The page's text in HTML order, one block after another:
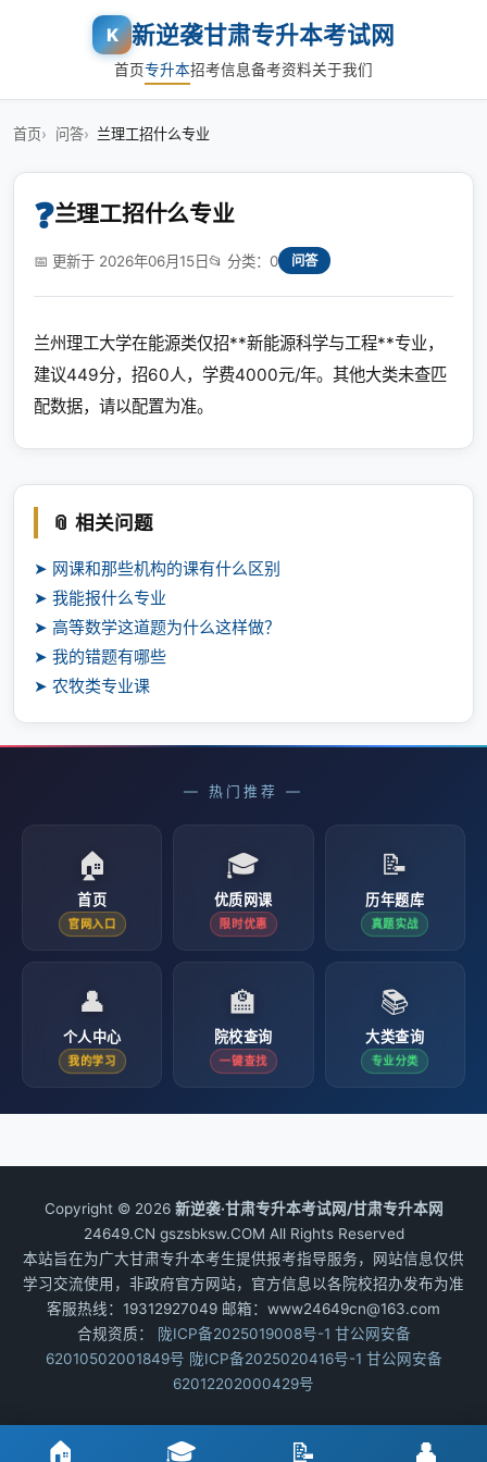
K 新逆袭甘肃专升本考试网
首页专升本招考信息备考资料关于我们
首页 问答 兰理工招什么专业
❓兰理工招什么专业
📅 更新于 2026年06月15日📂 分类：0 问答
兰州理工大学在能源类仅招**新能源科学与工程**专业，
建议449分，招60人，学费4000元/年。其他大类未查匹
配数据，请以配置为准。
📎 相关问题
➤ 网课和那些机构的课有什么区别
➤ 我能报什么专业
➤ 高等数学这道题为什么这样做？
➤ 我的错题有哪些
➤ 农牧类专业课
— 热门推荐 —
🏠
首页
官网入口
🎓
优质网课
限时优惠
📝
历年题库
真题实战
👤
个人中心
我的学习
🏫
院校查询
一键查找
📚
大类查询
专业分类
Copyright © 2026 新逆袭·甘肃专升本考试网/甘肃专升本网
24649.CN gszsbksw.COM All Rights Reserved
本站旨在为广大甘肃专升本考生提供报考指导服务，网站信息仅供
学习交流使用，非政府官方网站，官方信息以各院校招办发布为准
客服热线：19312927049 邮箱：www24649cn@163.com
合规资质：
陇ICP备2025019008号-1 甘公网安备
62010502001849号 陇ICP备2025020416号-1 甘公网安备
62012202000429号
🏠 🎓 📝 👤